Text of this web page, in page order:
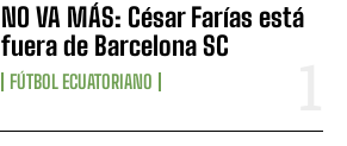
NO VA MÁS: César Farías está
fuera de Barcelona SC
FÚTBOL ECUATORIANO